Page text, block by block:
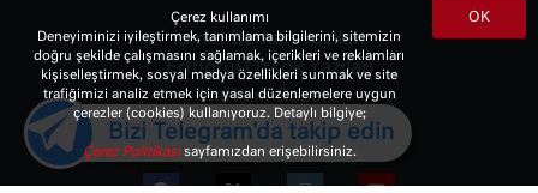
İsmet Berkan Yazıları
Ertuğrul Özkök Yazıları
Haftalık Gazete
OK
Çerez kullanımı
Deneyiminizi iyileştirmek, tanımlama bilgilerini, sitemizin
doğru şekilde çalışmasını sağlamak, içerikleri ve reklamları
kişiselleştirmek, sosyal medya özellikleri sunmak ve site
trafiğimizi analiz etmek için yasal düzenlemelere uygun
çerezler (cookies) kullanıyoruz. Detaylı bilgiye;
Çerez Politikasısayfamızdan erişebilirsiniz.
Bizi Telegram'da takip edin